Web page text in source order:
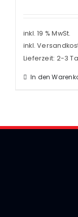
inkl. 19 % MwSt.
inkl.
Lieferzeit: 2-3
In den